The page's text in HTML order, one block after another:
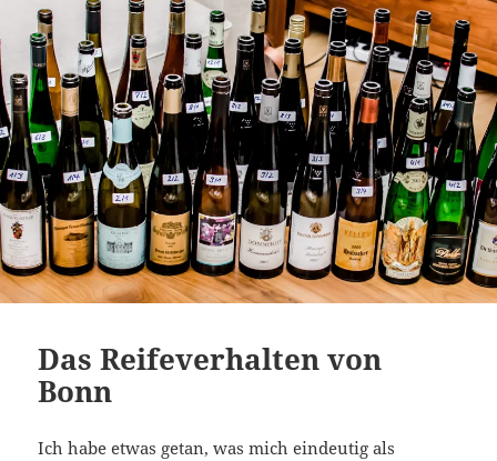
Das Reifeverhalten von
Bonn
Ich habe etwas getan, was mich eindeutig als